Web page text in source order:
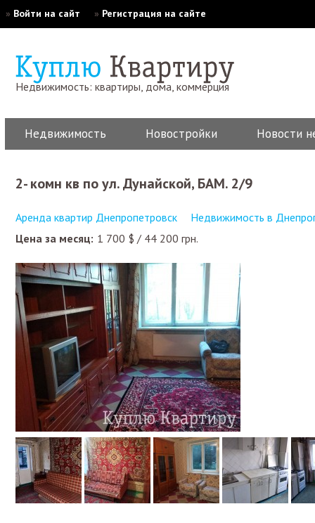
» Войти на сайт » Регистрация на сайте
Недвижимость: квартиры, дома, коммерция
Недвижимость Новостройки Новости
2- комн кв по ул. Дунайской, БАМ. 2/9
Аренда квартир Днепропетровск
Недвижимость в
Цена за месяц: 1 700 $ / 44 200 грн.